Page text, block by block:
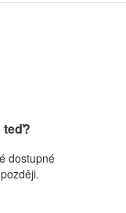
teď?
dostupné